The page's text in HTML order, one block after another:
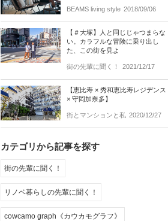
BEAMS living style 2018/09/06
【＃大塚】人と同じじゃつまらな
い。カラフルな冒険に乗り出し
た、この街を見よ
街の先輩に聞く！ 2021/12/17
【恵比寿 × 秀和恵比寿レジデンス
× 守岡加奈多】
街とマンションと私 2020/12/27
カテゴリから記事を探す
街の先輩に聞く！
リノベ暮らしの先輩に聞く！
cowcamo graph《カウカモグラフ》